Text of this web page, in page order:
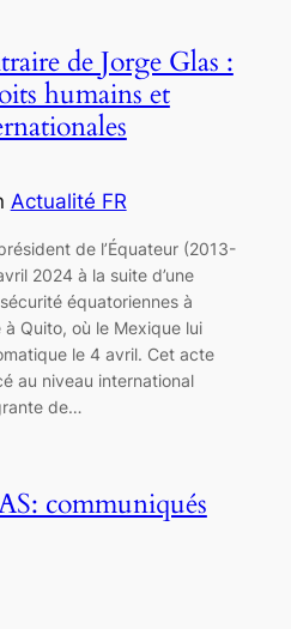
de Jorge Glas :
humains et
Actualité FR
de l’Équateur (2013-
2024 à la suite d’une
équatoriennes à
à Quito, où le Mexique lui
le 4 avril. Cet acte
au niveau international
de…
communiqués